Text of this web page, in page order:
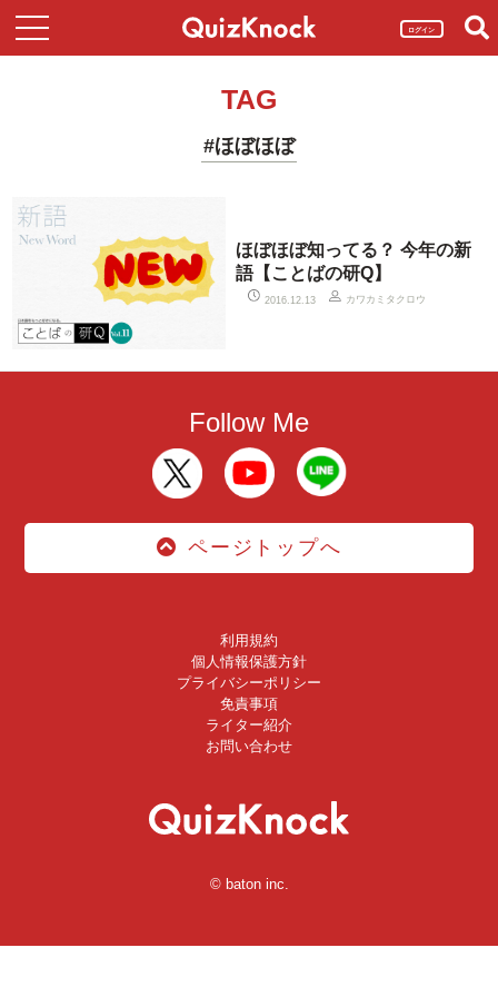
ログイン
TAG
#ほぼほぼ
ほぼほぼ知ってる？ 今年の新
語【ことばの研Q】
2016.12.13 カワカミタクロウ
Follow Me
ページトップへ
利用規約
個人情報保護方針
プライバシーポリシー
免責事項
ライター紹介
お問い合わせ
© baton inc.